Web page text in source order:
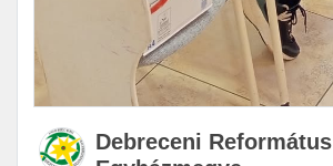
Debreceni Református